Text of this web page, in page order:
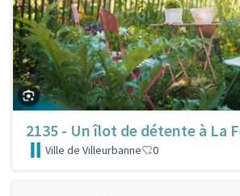
2135 - Un îlot de détente à La
Ville de Villeurbanne 0